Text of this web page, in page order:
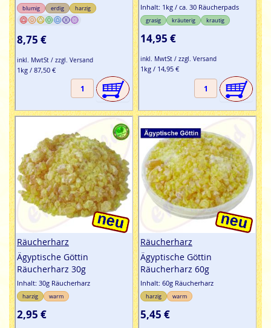
blumig erdig harzig
8,75 €
inkl. MwtSt / zzgl. Versand
1kg / 87,50 €
Inhalt: 1kg / ca. 30 Räucherpads
grasig kräuterig krautig
14,95 €
inkl. MwtSt / zzgl. Versand
1kg / 14,95 €
Räucherharz
Ägyptische Göttin
Räucherharz 30g
Inhalt: 30g Räucherharz
harzig warm
2,95 €
Räucherharz
Ägyptische Göttin
Räucherharz 60g
Inhalt: 60g Räucherharz
harzig warm
5,45 €